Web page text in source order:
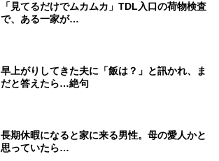
「見てるだけでムカムカ」TDL入口の荷物検査
で、ある一家が…
早上がりしてきた夫に「飯は？」と訊かれ、ま
だと答えたら…絶句
長期休暇になると家に来る男性。母の愛人かと
思っていたら…